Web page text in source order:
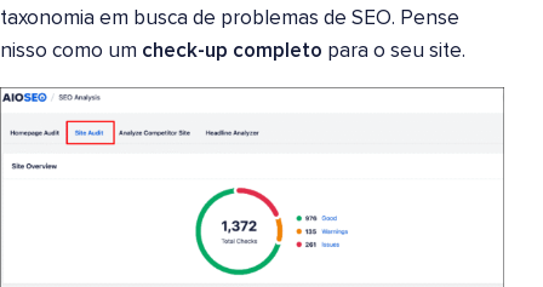
taxonomia em busca de problemas de SEO. Pense
nisso como um check-up completo para o seu site.